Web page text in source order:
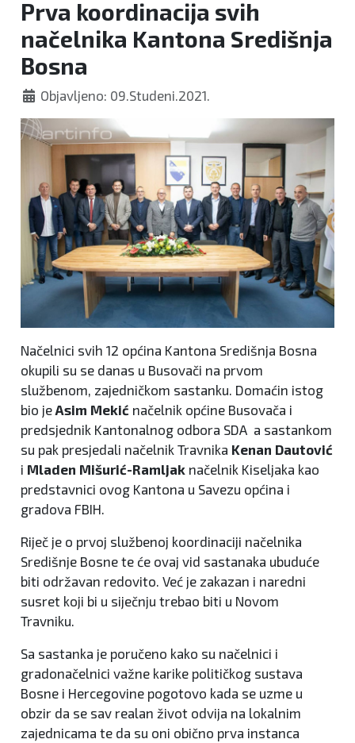
Prva koordinacija svih
načelnika Kantona Središnja
Bosna
Objavljeno: 09.Studeni.2021.
Načelnici svih 12 općina Kantona Središnja Bosna
okupili su se danas u Busovači na prvom
službenom, zajedničkom sastanku. Domaćin istog
bio je Asim Mekić načelnik općine Busovača i
predsjednik Kantonalnog odbora SDA a sastankom
su pak presjedali načelnik Travnika Kenan Dautović
i Mladen Mišurić-Ramljak načelnik Kiseljaka kao
predstavnici ovog Kantona u Savezu općina i
gradova FBIH.
Riječ je o prvoj službenoj koordinaciji načelnika
Središnje Bosne te će ovaj vid sastanaka ubuduće
biti održavan redovito. Već je zakazan i naredni
susret koji bi u siječnju trebao biti u Novom
Travniku.
Sa sastanka je poručeno kako su načelnici i
gradonačelnici važne karike političkog sustava
Bosne i Hercegovine pogotovo kada se uzme u
obzir da se sav realan život odvija na lokalnim
zajednicama te da su oni obično prva instanca